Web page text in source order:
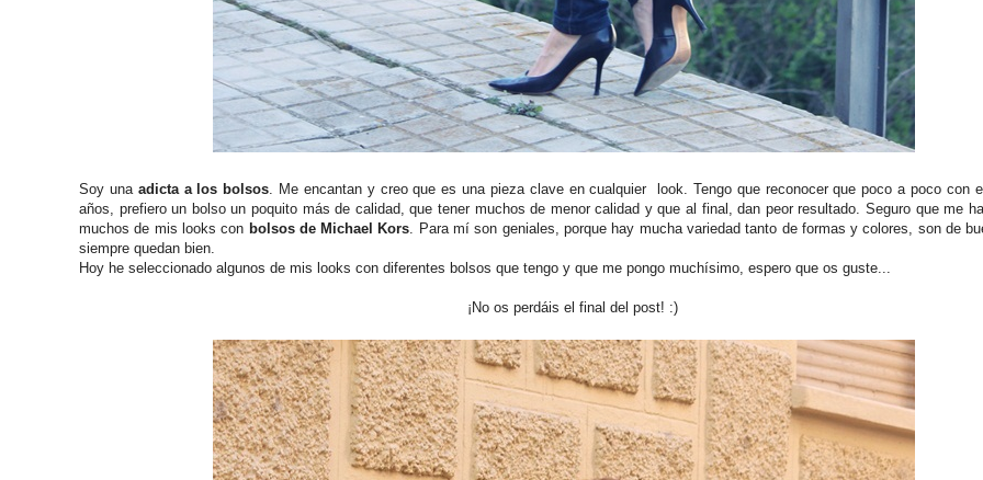
Soy unaadicta a los bolsos. Me encantan y creo que es una pieza clave en cualquier look. Tengo que reconocer que poco a poco con
años, prefiero un bolso un poquito más de calidad, que tener muchos de menor calidad y que al final, dan peor resultado. Seguro que me
muchos de mis looks con bolsos de Michael Kors. Para mí son geniales, porque hay mucha variedad tanto de formas y colores, son de
siempre quedan bien.
Hoy he seleccionado algunos de mis looks con diferentes bolsos que tengo y que me pongo muchísimo, espero que os guste...
¡No os perdáis el final del post! :)